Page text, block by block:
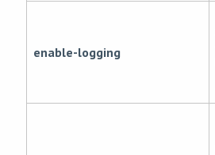
enable-logging